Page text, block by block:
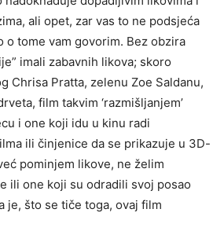
ali opet, zar vas to ne podsjeća
o tome vam govorim. Bez obzira
imali zabavnih likova; skoro
Chrisa Pratta, zelenu Zoe Saldanu,
film takvim ‘razmišljanjem’
i one koji idu u kinu radi
ili činjenice da se prikazuje u 3D-
pominjem likove, ne želim
ili one koji su odradili svoj posao
je, što se tiče toga, ovaj film